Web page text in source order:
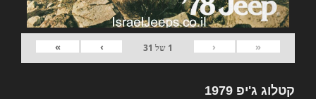
«
‹
1 של 31
›
»
קטלוג ג'יפ 1979